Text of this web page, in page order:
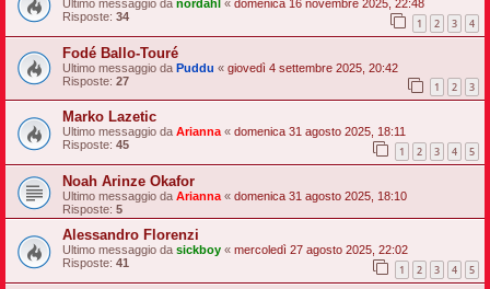
Ultimo messaggio da nordahl « domenica 16 novembre 2025, 22:48
Risposte: 34 1 2 3 4
Fodé Ballo-Touré
Ultimo messaggio da Puddu « giovedì 4 settembre 2025, 20:42
Risposte: 27 1 2 3
Marko Lazetic
Ultimo messaggio da Arianna « domenica 31 agosto 2025, 18:11
Risposte: 45 1 2 3 4 5
Noah Arinze Okafor
Ultimo messaggio da Arianna « domenica 31 agosto 2025, 18:10
Risposte: 5
Alessandro Florenzi
Ultimo messaggio da sickboy « mercoledì 27 agosto 2025, 22:02
Risposte: 41 1 2 3 4 5